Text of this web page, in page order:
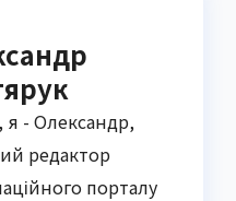
я - Олександр,
редактор
порталу